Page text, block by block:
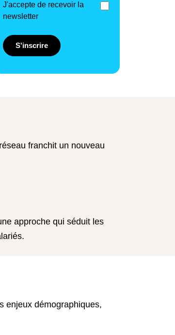
J'accepte de recevoir la
newsletter
S'inscrire
franchit un nouveau
approche qui séduit les
enjeux démographiques,